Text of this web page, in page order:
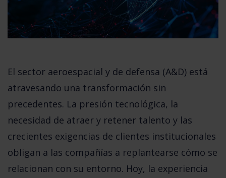
El sector aeroespacial y de defensa (A&D) está
atravesando una transformación sin
precedentes. La presión tecnológica, la
necesidad de atraer y retener talento y las
crecientes exigencias de clientes institucionales
obligan a las compañías a replantearse cómo se
relacionan con su entorno. Hoy, la experiencia